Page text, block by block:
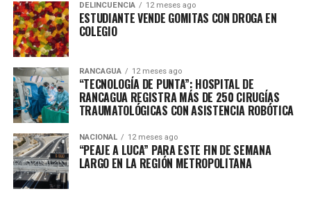
DELINCUENCIA 12 meses ago
ESTUDIANTE VENDE GOMITAS CON DROGA EN
COLEGIO
RANCAGUA 12 meses ago
“TECNOLOGÍA DE PUNTA”: HOSPITAL DE
RANCAGUA REGISTRA MÁS DE 250 CIRUGÍAS
TRAUMATOLÓGICAS CON ASISTENCIA ROBÓTICA
NACIONAL 12 meses ago
“PEAJE A LUCA” PARA ESTE FIN DE SEMANA
LARGO EN LA REGIÓN METROPOLITANA